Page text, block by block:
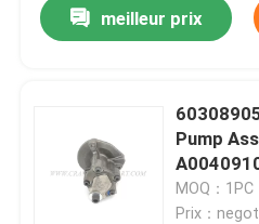
A propos de nous
meilleur prix
Pump
MOQ：1PC
Prix：